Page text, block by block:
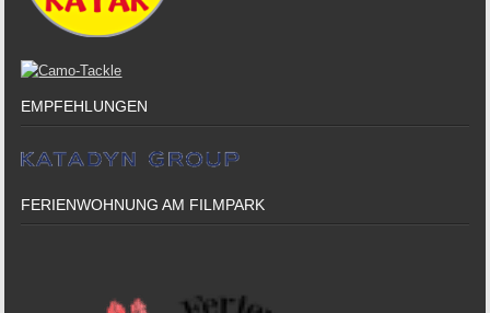
EMPFEHLUNGEN
FERIENWOHNUNG AM FILMPARK